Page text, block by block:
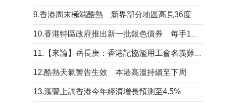
9.香港周末極端酷熱 新界部分地區高見36度
12.酷熱天氣警告生效 本港高溫持續至下周
13.滙豐上調香港今年經濟增長預測至4.5%